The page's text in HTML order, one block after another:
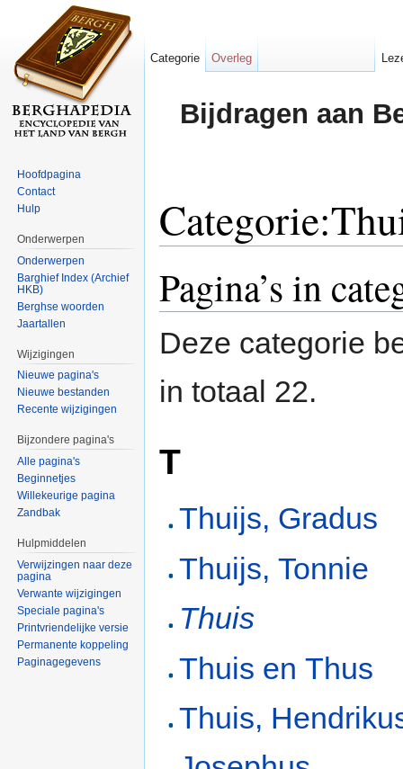
Bijdragen aan
Pagina’s in
Deze categorie
in totaal 22.
T
Thuijs, Gradus
Thuijs, Tonnie
Thuis
Thuis en Thus
Thuis,
Categorie Overleg
Hoofdpagina
Contact
Hulp
Onderwerpen
Onderwerpen
Barghief Index (Archief
HKB)
Berghse woorden
Jaartallen
Wijzigingen
Nieuwe pagina's
Nieuwe bestanden
Recente wijzigingen
Bijzondere pagina's
Alle pagina's
Beginnetjes
Willekeurige pagina
Zandbak
Hulpmiddelen
Verwijzingen naar deze
pagina
Verwante wijzigingen
Speciale pagina's
Printvriendelijke versie
Permanente koppeling
Paginagegevens